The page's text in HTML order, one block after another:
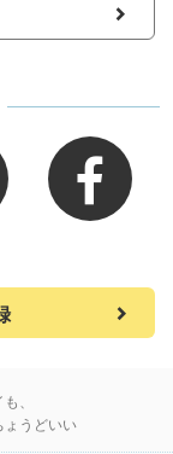
、
ょうどいい